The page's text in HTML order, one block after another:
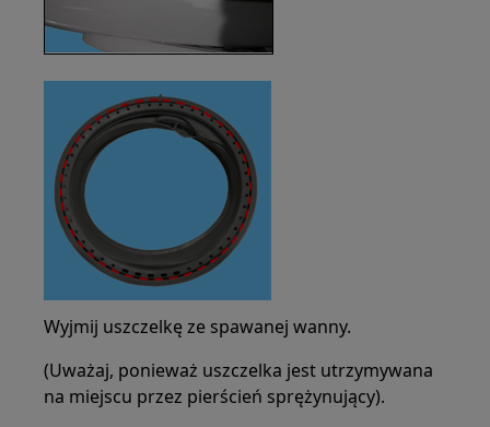
Wyjmij uszczelkę ze spawanej wanny.
(Uważaj, ponieważ uszczelka jest utrzymywana
na miejscu przez pierścień sprężynujący).